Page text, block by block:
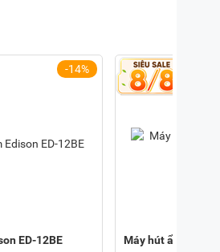
-14%
ED-12BE
Máy hút ẩm dân